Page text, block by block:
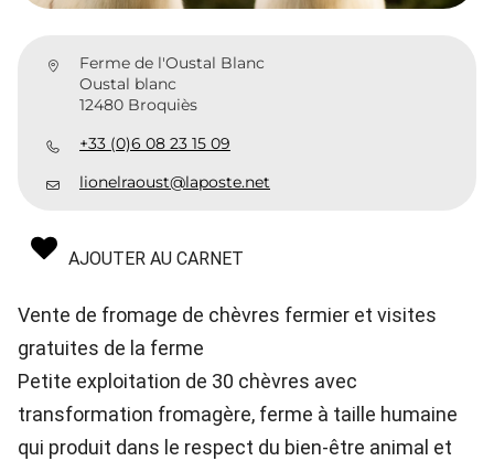
Ferme de l'Oustal Blanc
Oustal blanc
12480 Broquiès
+33 (0)6 08 23 15 09
lionelraoust@laposte.net
AJOUTER AU CARNET
Vente de fromage de chèvres fermier et visites
gratuites de la ferme
Petite exploitation de 30 chèvres avec
transformation fromagère, ferme à taille humaine
qui produit dans le respect du bien-être animal et